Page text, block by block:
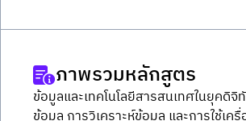
ภาพรวมหลักสูตร
ข้อมูลและเทคโนโลยีสารสนเทศในยุค